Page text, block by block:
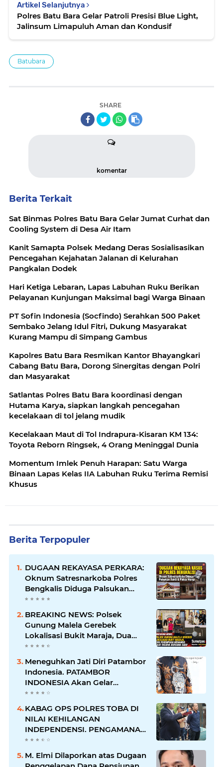
Artikel Selanjutnya
Polres Batu Bara Gelar Patroli Presisi Blue Light,
Jalinsum Limapuluh Aman dan Kondusif
Batubara
SHARE
komentar
Berita Terkait
Sat Binmas Polres Batu Bara Gelar Jumat Curhat dan
Cooling System di Desa Air Itam
Kanit Samapta Polsek Medang Deras Sosialisasikan
Pencegahan Kejahatan Jalanan di Kelurahan
Pangkalan Dodek
Hari Ketiga Lebaran, Lapas Labuhan Ruku Berikan
Pelayanan Kunjungan Maksimal bagi Warga Binaan
PT Sofin Indonesia (Socfindo) Serahkan 500 Paket
Sembako Jelang Idul Fitri, Dukung Masyarakat
Kurang Mampu di Simpang Gambus
Kapolres Batu Bara Resmikan Kantor Bhayangkari
Cabang Batu Bara, Dorong Sinergitas dengan Polri
dan Masyarakat
Satlantas Polres Batu Bara koordinasi dengan
Hutama Karya, siapkan langkah pencegahan
kecelakaan di tol jelang mudik
Kecelakaan Maut di Tol Indrapura-Kisaran KM 134:
Toyota Reborn Ringsek, 4 Orang Meninggal Dunia
Momentum Imlek Penuh Harapan: Satu Warga
Binaan Lapas Kelas IIA Labuhan Ruku Terima Remisi
Khusus
Berita Terpopuler
DUGAAN REKAYASA PERKARA:
Oknum Satresnarkoba Polres
Bengkalis Diduga Palsukan
Barang Bukti Hingga Paksa
BREAKING NEWS: Polsek
Gunung Malela Gerebek
Lokalisasi Bukit Maraja, Dua
Perempuan Menangis Saat
Diciduk Bersama Sabu
Meneguhkan Jati Diri Patambor
Indonesia. PATAMBOR
INDONESIA Akan Gelar
RAKERNAS II Di Jakarta.
KABAG OPS POLRES TOBA DI
NILAI KEHILANGAN
INDEPENDENSI. PENGAMANAN
PENEMBOKAN TANAH DI
LAGUBOTI DAPAT SOROTAN.
M. Elmi Dilaporkan atas Dugaan